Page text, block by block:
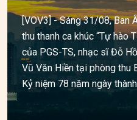
[VOV3] - Sáng 31/08, Ban
thu thanh ca khúc “Tự hào
của PGS-TS, nhạc sĩ Đỗ
Vũ Văn Hiền tại phòng thu
Kỷ niệm 78 năm ngày